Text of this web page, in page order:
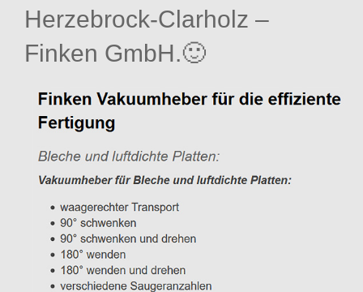
Herzebrock-Clarholz –
Finken GmbH.🙂